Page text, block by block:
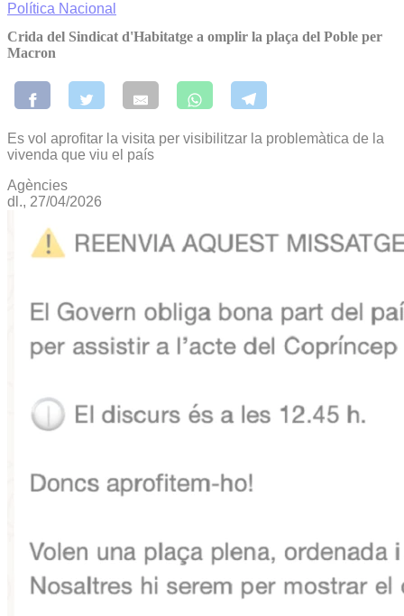
Política Nacional
Crida del Sindicat d'Habitatge a omplir la plaça del Poble per
Macron
Es vol aprofitar la visita per visibilitzar la problemàtica de la
vivenda que viu el país
Agències
dl., 27/04/2026